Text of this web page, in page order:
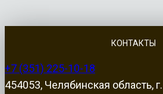
КОНТАКТЫ
+7 (351) 225-10-18
454053, Челябинская область,